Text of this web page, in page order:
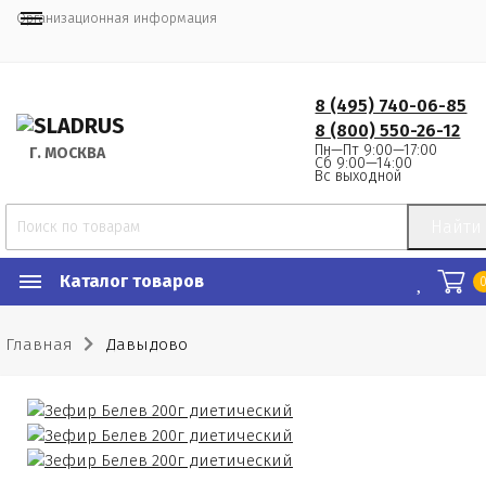
Организационная информация
Г. МОСКВА
8 (495) 740-06-85
8 (800) 550-26-12
Пн—Пт 9:00—17:00
Сб 9:00—14:00
Вс выходной
Каталог товаров
Главная Давыдово